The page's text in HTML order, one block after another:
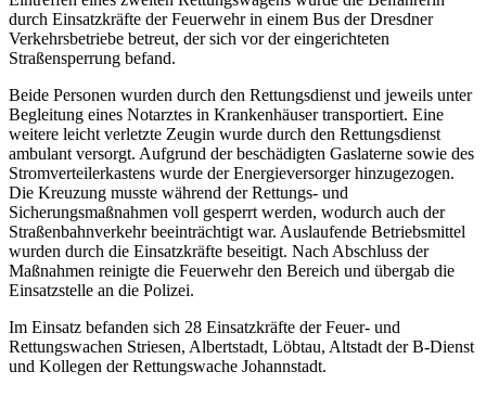
durch Einsatzkräfte der Feuerwehr in einem Bus der Dresdner
Verkehrsbetriebe betreut, der sich vor der eingerichteten
Straßensperrung befand.
Beide Personen wurden durch den Rettungsdienst und jeweils unter
Begleitung eines Notarztes in Krankenhäuser transportiert. Eine
weitere leicht verletzte Zeugin wurde durch den Rettungsdienst
ambulant versorgt. Aufgrund der beschädigten Gaslaterne sowie des
Stromverteilerkastens wurde der Energieversorger hinzugezogen.
Die Kreuzung musste während der Rettungs- und
Sicherungsmaßnahmen voll gesperrt werden, wodurch auch der
Straßenbahnverkehr beeinträchtigt war. Auslaufende Betriebsmittel
wurden durch die Einsatzkräfte beseitigt. Nach Abschluss der
Maßnahmen reinigte die Feuerwehr den Bereich und übergab die
Einsatzstelle an die Polizei.
Im Einsatz befanden sich 28 Einsatzkräfte der Feuer- und
Rettungswachen Striesen, Albertstadt, Löbtau, Altstadt der B-Dienst
und Kollegen der Rettungswache Johannstadt.